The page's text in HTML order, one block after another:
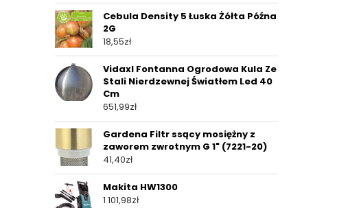
Cebula Density 5 Łuska Żółta Późna
2G
18,55zł
Vidaxl Fontanna Ogrodowa Kula Ze
Stali Nierdzewnej Światłem Led 40
Cm
651,99zł
Gardena Filtr ssący mosiężny z
zaworem zwrotnym G 1" (7221-20)
41,40zł
Makita HW1300
1 101,98zł